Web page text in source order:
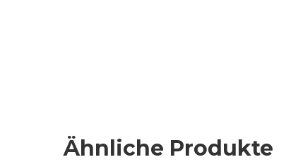
Ähnliche Produkte